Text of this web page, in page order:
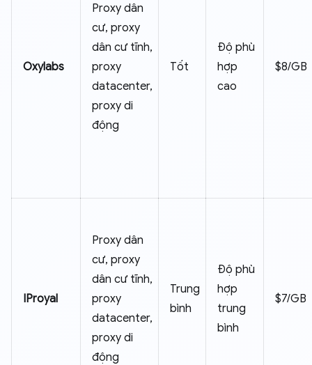
Oxylabs
Proxy dân
cư, proxy
dân cư tĩnh,
proxy
datacenter,
proxy di
động
Tốt
Độ phù
hợp
cao
$8/GB
IProyal
Proxy dân
cư, proxy
dân cư tĩnh,
proxy
datacenter,
proxy di
động
Trung
bình
Độ phù
hợp
trung
bình
$7/GB